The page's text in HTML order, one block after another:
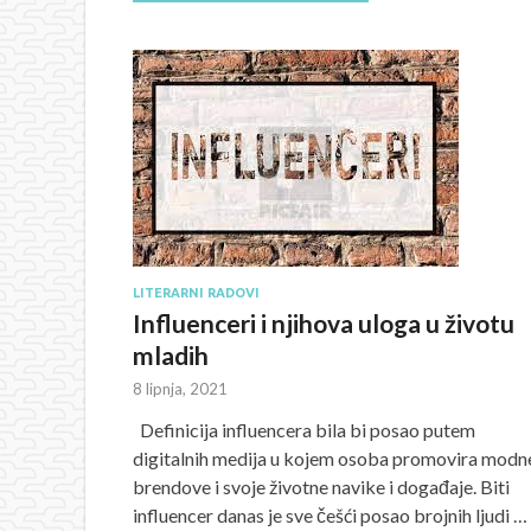
LITERARNI RADOVI
Influenceri i njihova uloga u životu
mladih
8 lipnja, 2021
Definicija influencera bila bi posao putem
digitalnih medija u kojem osoba promovira
brendove i svoje životne navike i događaje. Biti
influencer danas je sve češći posao brojnih ljudi …